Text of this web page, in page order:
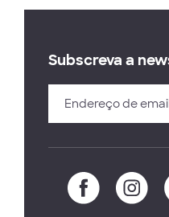
Subscreva a